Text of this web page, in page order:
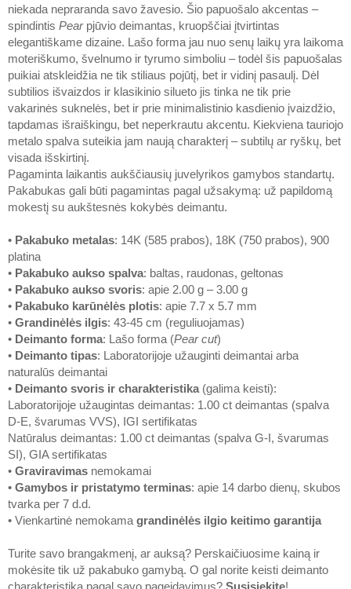
niekada nepraranda savo žavesio. Šio papuošalo akcentas –
spindintis Pearpjūvio deimantas, kruopščiai įtvirtintas
elegantiškame dizaine. Lašo forma jau nuo senų laikų yra laikoma
moteriškumo, švelnumo ir tyrumo simboliu – todėl šis papuošalas
puikiai atskleidžia ne tik stiliaus pojūtį, bet ir vidinį pasaulį. Dėl
subtilios išvaizdos ir klasikinio silueto jis tinka ne tik prie
vakarinės suknelės, bet ir prie minimalistinio kasdienio įvaizdžio,
tapdamas išraiškingu, bet neperkrautu akcentu. Kiekviena tauriojo
metalo spalva suteikia jam naują charakterį – subtilų ar ryškų, bet
visada išskirtinį.
Pagaminta laikantis aukščiausių juvelyrikos gamybos standartų.
Pakabukas gali būti pagamintas pagal užsakymą: už papildomą
mokestį su aukštesnės kokybės deimantu.
• Pakabuko metalas: 14K (585 prabos), 18K (750 prabos), 900
platina
• Pakabuko aukso spalva: baltas, raudonas, geltonas
• Pakabuko aukso svoris: apie 2.00 g – 3.00 g
• Pakabuko karūnėlės plotis: apie 7.7 x 5.7 mm
• Grandinėlės ilgis: 43-45 cm (reguliuojamas)
• Deimanto forma: Lašo forma (Pear cut)
• Deimanto tipas: Laboratorijoje užauginti deimantai arba
naturalūs deimantai
• Deimanto svoris ir charakteristika (galima keisti):
Laboratorijoje užaugintas deimantas: 1.00 ct deimantas (spalva
D-E, švarumas VVS), IGI sertifikatas
Natūralus deimantas: 1.00 ct deimantas (spalva G-I, švarumas
SI), GIA sertifikatas
• Graviravimas nemokamai
• Gamybos ir pristatymo terminas: apie 14 darbo dienų, skubos
tvarka per 7 d.d.
• Vienkartinė nemokama grandinėlės ilgio keitimo garantija
Turite savo brangakmenį, ar auksą? Perskaičiuosime kainą ir
mokėsite tik už pakabuko gamybą. O gal norite keisti deimanto